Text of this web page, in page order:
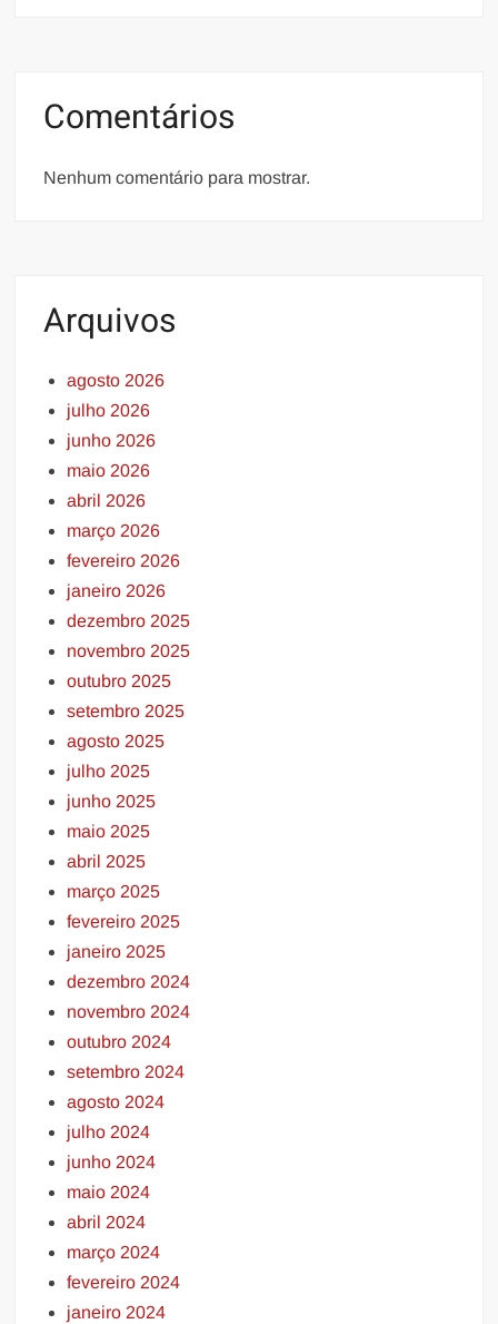
Comentários
Nenhum comentário para mostrar.
Arquivos
agosto 2026
julho 2026
junho 2026
maio 2026
abril 2026
março 2026
fevereiro 2026
janeiro 2026
dezembro 2025
novembro 2025
outubro 2025
setembro 2025
agosto 2025
julho 2025
junho 2025
maio 2025
abril 2025
março 2025
fevereiro 2025
janeiro 2025
dezembro 2024
novembro 2024
outubro 2024
setembro 2024
agosto 2024
julho 2024
junho 2024
maio 2024
abril 2024
março 2024
fevereiro 2024
janeiro 2024